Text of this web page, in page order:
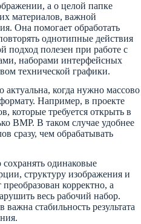
а о целой папке
материалов, важной
Она помогает обработать
однотипные действия
подход полезен при работе с
наборами интерфейсных
технической графики.
актуальна, когда нужно массово
Например, в проекте
которые требуется открыть в
BMP. В таком случае удобнее
сразу, чем обрабатывать
одинаковые
структуру изображения и
корректно, а
весь рабочий набор.
стабильность результата